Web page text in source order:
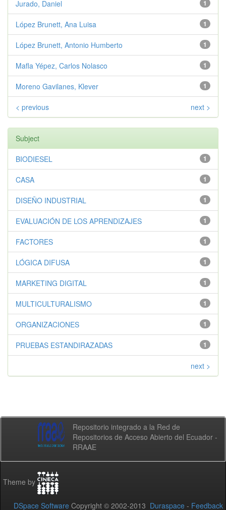
1
Jurado, Daniel
1
López Brunett, Ana Luisa
1
López Brunett, Antonio Humberto
1
Mafla Yépez, Carlos Nolasco
1
Moreno Gavilanes, Klever
< previous next >
Subject
1
BIODIESEL
1
CASA
1
DISEÑO INDUSTRIAL
1
EVALUACIÓN DE LOS APRENDIZAJES
1
FACTORES
1
LÓGICA DIFUSA
1
MARKETING DIGITAL
1
MULTICULTURALISMO
1
ORGANIZACIONES
1
PRUEBAS ESTANDIRAZADAS
next >
Repositorio integrado a la Red de
Repositorios de Acceso Abierto del Ecuador -
RRAAE
Theme by
DSpace Software Copyright © 2002-2013 Duraspace - Feedback